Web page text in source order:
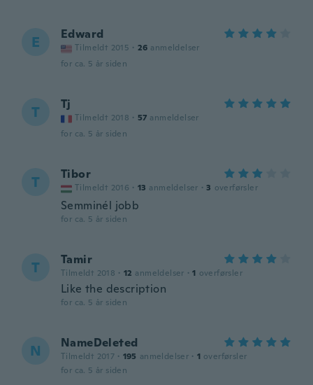
E Edward
Tilmeldt 2015 · 26 anmeldelser
for ca. 5 år siden
T Tj
Tilmeldt 2018 · 57 anmeldelser
for ca. 5 år siden
T Tibor
Tilmeldt 2016 · 13 anmeldelser · 3 overførsler
Semminél jobb
for ca. 5 år siden
T Tamir
Tilmeldt 2018 · 12 anmeldelser · 1 overførsler
Like the description
for ca. 5 år siden
N NameDeleted
Tilmeldt 2017 · 195 anmeldelser · 1 overførsler
for ca. 5 år siden